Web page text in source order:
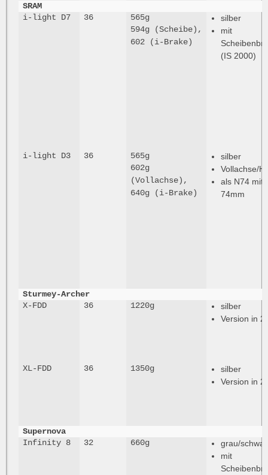
SRAM
i-light D7
36
565g
594g (Scheibe),
602 (i-Brake)
silber
mit
(IS 2000)
i-light D3 36
565g
602g
(Vollachse),
640g (i-Brake)
silber
Vollachse/
als N74 mit
74mm
Sturmey-Archer
X-FDD
36 1220g
silber
Version in
XL-FDD 36 1350g
silber
Version in
Supernova
Infinity 8
32 660g
grau/
mit